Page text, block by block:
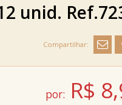
unid.
por: R$